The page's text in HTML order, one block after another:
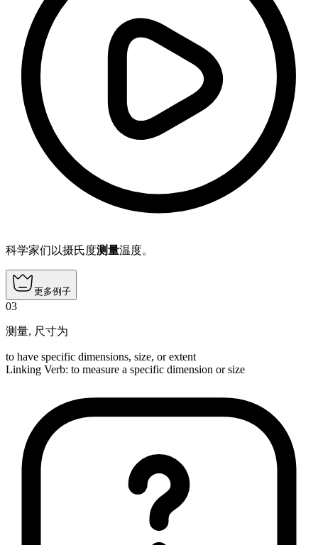
科学家们以摄氏度测量温度。
更多例子
03
测量, 尺寸为
to have specific dimensions, size, or extent
Linking Verb: to measure a specific dimension or size